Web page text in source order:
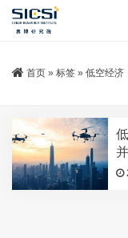
首页 » 标签 » 低空经济